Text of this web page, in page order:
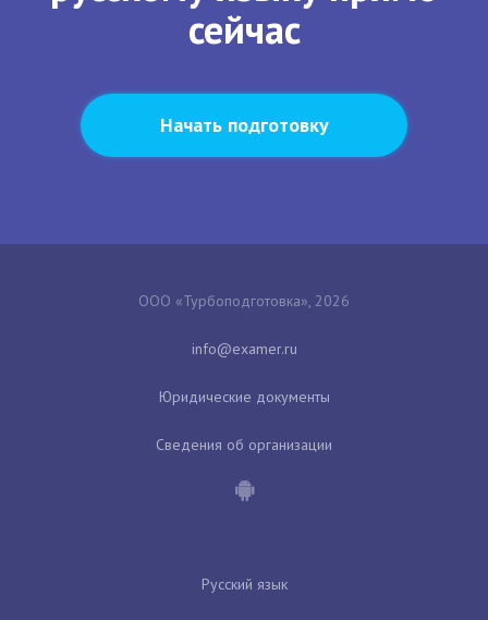
сейчас
Начать подготовку
ООО «Турбоподготовка», 2026
Юридические документы
Сведения об организации
Русский язык